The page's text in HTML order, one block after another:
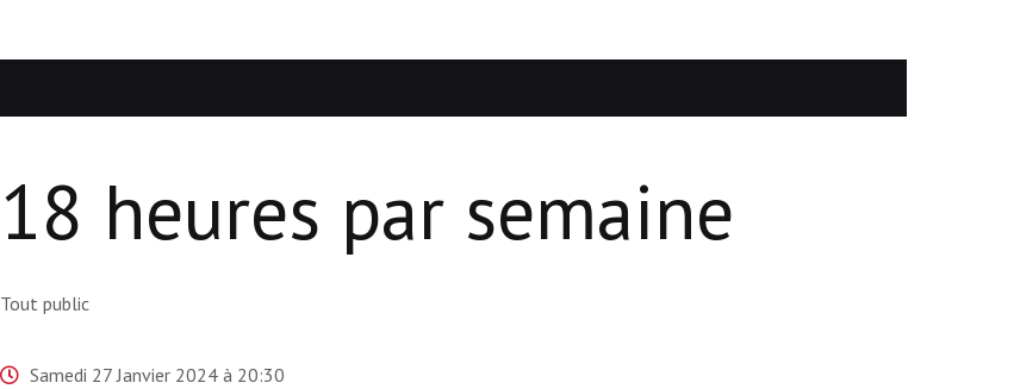
18 heures par semaine
Tout public
Samedi 27 Janvier 2024 à 20:30